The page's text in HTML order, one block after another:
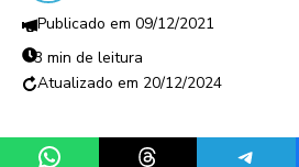
09/12/2021
3 min de leitura
20/12/2024
Share on WhatsAppShare on Threads